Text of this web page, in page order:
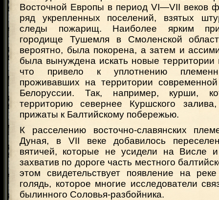
Восточной Европы в период VI—VII веков
ряд укрепленных поселений, взятых
следы пожарищ. Наиболее ярким
городище Тушемля в Смоленской
вероятно, была покорена, а затем и
была вынуждена искать новые территории
что привело к уплотнению
проживавших на территории
Белоруссии. Так, например, курши,
территорию севернее Куршского
прижаты к Балтийскому побережью.
К расселению восточно-славянских
Дуная, в VII веке добавилось
вятичей, которые не усидели на Висле
захватив по дороге часть местного
этом свидетельствует появление на
голядь, которое многие исследователи
былинного Соловья-разбойника.